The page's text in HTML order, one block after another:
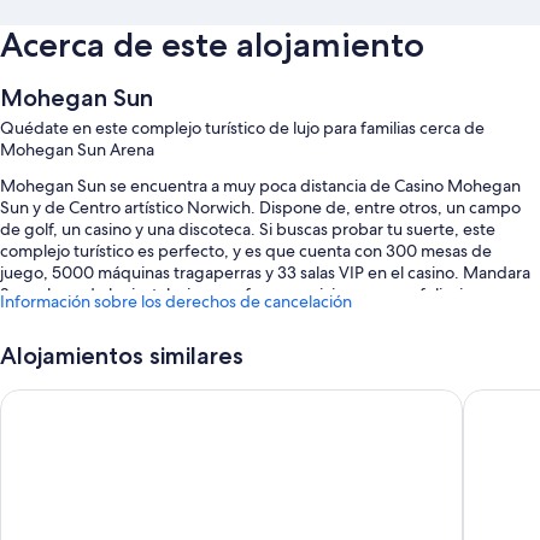
Acerca de este alojamiento
Mohegan Sun
Quédate en este complejo turístico de lujo para familias cerca de
Mohegan Sun Arena
Mohegan Sun se encuentra a muy poca distancia de Casino Mohegan
Sun y de Centro artístico Norwich. Dispone de, entre otros, un campo
de golf, un casino y una discoteca. Si buscas probar tu suerte, este
complejo turístico es perfecto, y es que cuenta con 300 mesas de
juego, 5000 máquinas tragaperras y 33 salas VIP en el casino. Mandara
Spa, el spa de las instalaciones, ofrece servicios como exfoliaciones
y platos ligeros y cuentan con cocina italiana. Encontrarás comodidades
al wifi gratuito de las habitaciones, que tiene una velocidad de 250
Información sobre los derechos de cancelación
Alojamientos similares
Hyatt Place Uncasville - Casino Area Microtel